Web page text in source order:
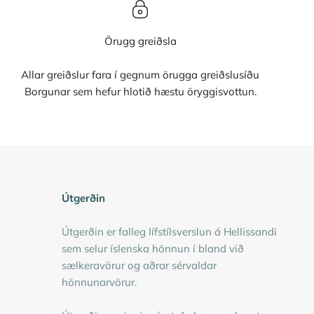
Örugg greiðsla
Allar greiðslur fara í gegnum örugga greiðslusíðu
Borgunar sem hefur hlotið hæstu öryggisvottun.
Útgerðin
Útgerðin er falleg lífstílsverslun á Hellissandi
sem selur íslenska hönnun í bland við
sælkeravörur og aðrar sérvaldar
hönnunarvörur.